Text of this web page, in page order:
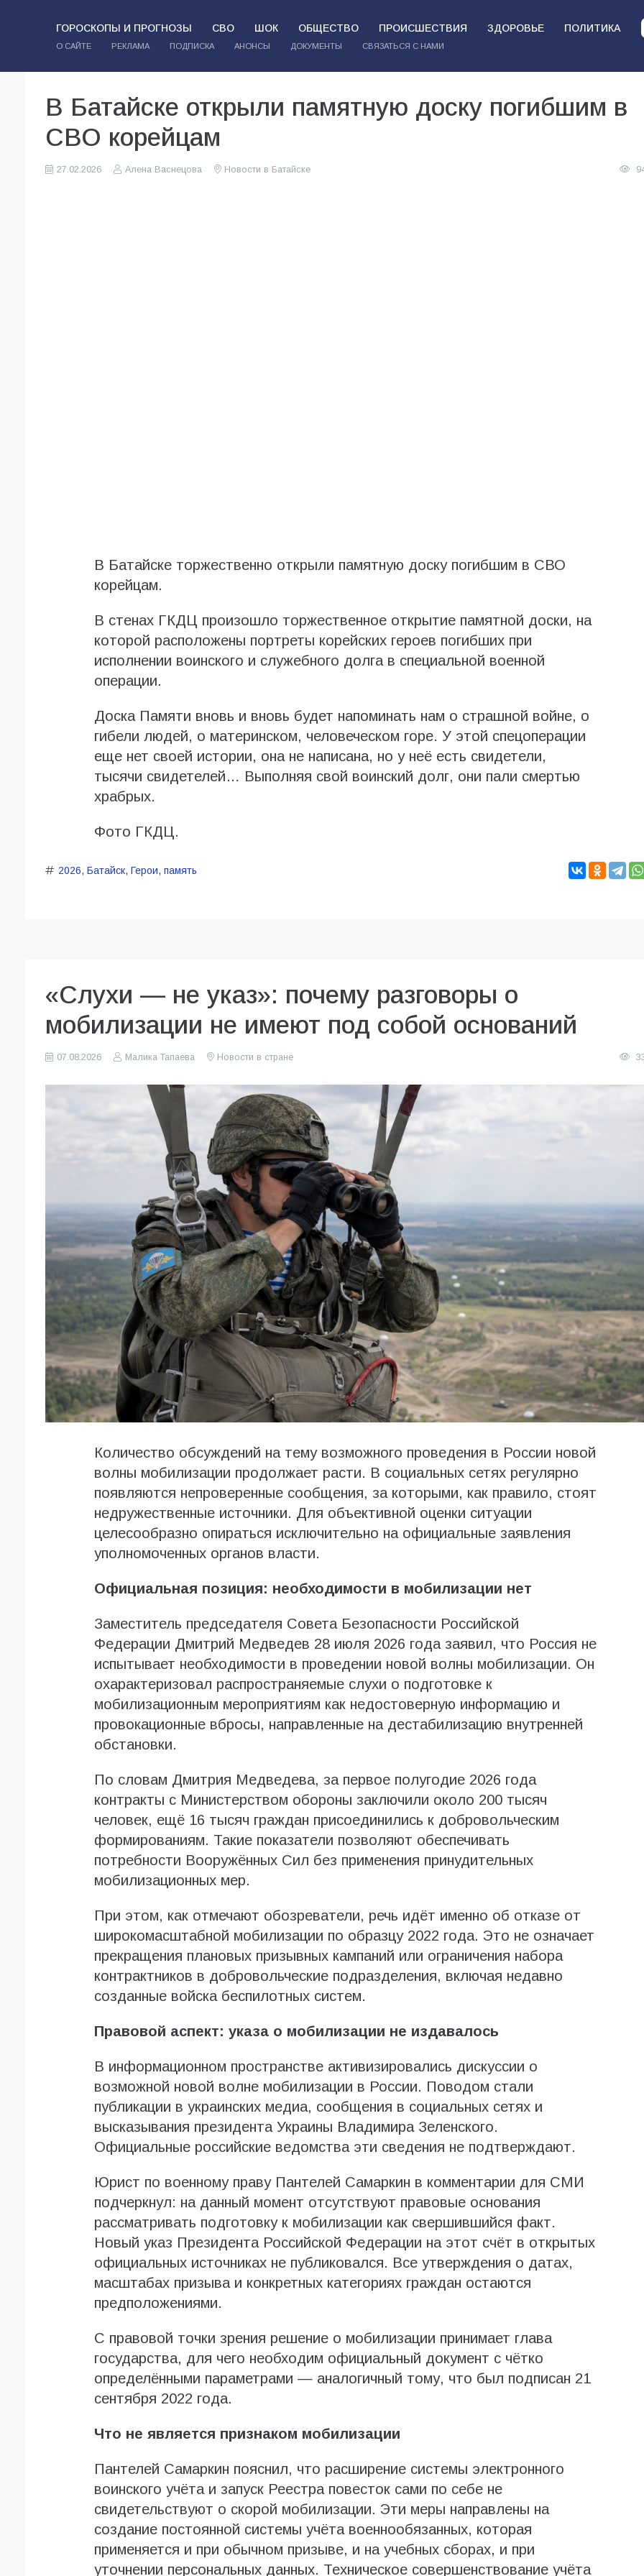
ГОРОСКОПЫ И ПРОГНОЗЫ СВО ШОК ОБЩЕСТВО ПРОИСШЕСТВИЯ ЗДОРОВЬЕ ПОЛИТИКА
О САЙТЕ РЕКЛАМА ПОДПИСКА АНОНСЫ ДОКУМЕНТЫ СВЯЗАТЬСЯ С НАМИ
В Батайске открыли памятную доску погибшим в
СВО корейцам
27.02.2026 Алена Васнецова Новости в Батайске
В Батайске торжественно открыли памятную доску погибшим в СВО
корейцам.
В стенах ГКДЦ произошло торжественное открытие памятной доски, на
которой расположены портреты корейских героев погибших при
исполнении воинского и служебного долга в специальной военной
операции.
Доска Памяти вновь и вновь будет напоминать нам о страшной войне, о
гибели людей, о материнском, человеческом горе. У этой спецоперации
еще нет своей истории, она не написана, но у неё есть свидетели,
тысячи свидетелей… Выполняя свой воинский долг, они пали смертью
храбрых.
Фото ГКДЦ.
2026, Батайск, Герои, память
«Слухи — не указ»: почему разговоры о
мобилизации не имеют под собой оснований
07.08.2026 Малика Тапаева Новости в стране
Количество обсуждений на тему возможного проведения в России новой
волны мобилизации продолжает расти. В социальных сетях регулярно
появляются непроверенные сообщения, за которыми, как правило, стоят
недружественные источники. Для объективной оценки ситуации
целесообразно опираться исключительно на официальные заявления
уполномоченных органов власти.
Официальная позиция: необходимости в мобилизации нет
Заместитель председателя Совета Безопасности Российской
Федерации Дмитрий Медведев 28 июля 2026 года заявил, что Россия не
испытывает необходимости в проведении новой волны мобилизации. Он
охарактеризовал распространяемые слухи о подготовке к
мобилизационным мероприятиям как недостоверную информацию и
провокационные вбросы, направленные на дестабилизацию внутренней
обстановки.
По словам Дмитрия Медведева, за первое полугодие 2026 года
контракты с Министерством обороны заключили около 200 тысяч
человек, ещё 16 тысяч граждан присоединились к добровольческим
формированиям. Такие показатели позволяют обеспечивать
потребности Вооружённых Сил без применения принудительных
мобилизационных мер.
При этом, как отмечают обозреватели, речь идёт именно об отказе от
широкомасштабной мобилизации по образцу 2022 года. Это не означает
прекращения плановых призывных кампаний или ограничения набора
контрактников в добровольческие подразделения, включая недавно
созданные войска беспилотных систем.
Правовой аспект: указа о мобилизации не издавалось
В информационном пространстве активизировались дискуссии о
возможной новой волне мобилизации в России. Поводом стали
публикации в украинских медиа, сообщения в социальных сетях и
высказывания президента Украины Владимира Зеленского.
Официальные российские ведомства эти сведения не подтверждают.
Юрист по военному праву Пантелей Самаркин в комментарии для СМИ
подчеркнул: на данный момент отсутствуют правовые основания
рассматривать подготовку к мобилизации как свершившийся факт.
Новый указ Президента Российской Федерации на этот счёт в открытых
официальных источниках не публиковался. Все утверждения о датах,
масштабах призыва и конкретных категориях граждан остаются
предположениями.
С правовой точки зрения решение о мобилизации принимает глава
государства, для чего необходим официальный документ с чётко
определёнными параметрами — аналогичный тому, что был подписан 21
сентября 2022 года.
Что не является признаком мобилизации
Пантелей Самаркин пояснил, что расширение системы электронного
воинского учёта и запуск Реестра повесток сами по себе не
свидетельствуют о скорой мобилизации. Эти меры направлены на
создание постоянной системы учёта военнообязанных, которая
применяется и при обычном призыве, и на учебных сборах, и при
уточнении персональных данных. Техническое совершенствование учёта